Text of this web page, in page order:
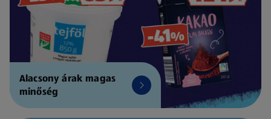
Alacsony árak magas
minőség